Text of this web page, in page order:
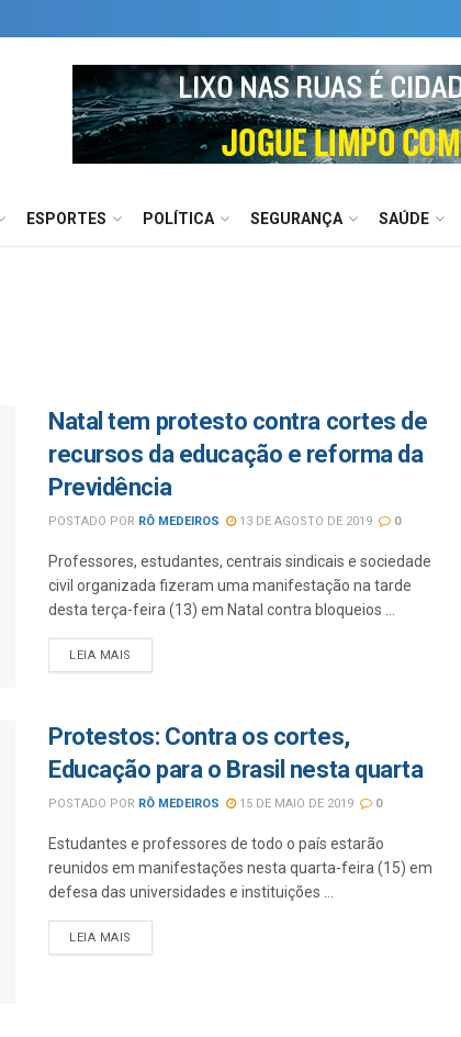
ESPORTES POLÍTICA SEGURANÇA SAÚDE
Natal tem protesto contra cortes de
recursos da educação e reforma da
Previdência
POSTADO POR RÔ MEDEIROS 13 DE AGOSTO DE 2019 0
Professores, estudantes, centrais sindicais e sociedade
civil organizada fizeram uma manifestação na tarde
desta terça-feira (13) em Natal contra bloqueios ...
LEIA MAIS
Protestos: Contra os cortes,
Educação para o Brasil nesta quarta
POSTADO POR RÔ MEDEIROS 15 DE MAIO DE 2019 0
Estudantes e professores de todo o país estarão
reunidos em manifestações nesta quarta-feira (15) em
defesa das universidades e instituições ...
LEIA MAIS